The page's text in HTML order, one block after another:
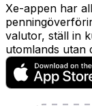
Xe-appen har
valutor, ställ in
utomlands utan